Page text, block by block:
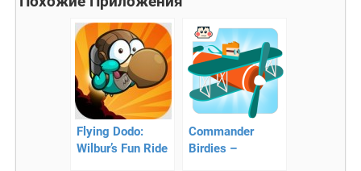
Flying Dodo:
Wilbur’s Fun Ride
Commander
Birdies –